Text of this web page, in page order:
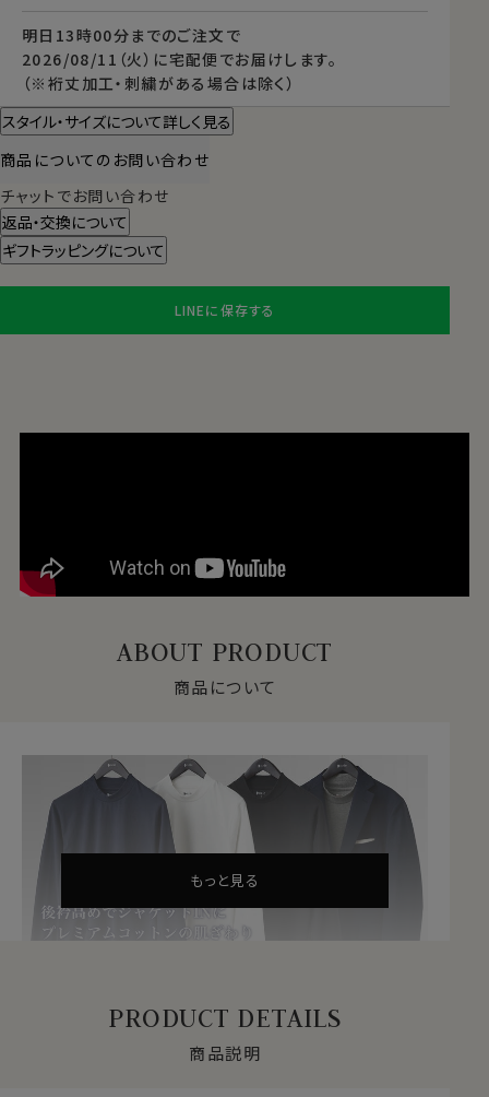
明日 13時00分 までのご注文で
2026/08/11（火） に宅配便 でお届けします。
（※裄丈加工・刺繍がある場合は除く）
スタイル・サイズについて詳しく見る
商品についてのお問い合わせ
チャットでお問い合わせ
返品・交換について
ギフトラッピングについて
LINEに保存する
ABOUT PRODUCT
商品について
もっと見る
PRODUCT DETAILS
商品説明